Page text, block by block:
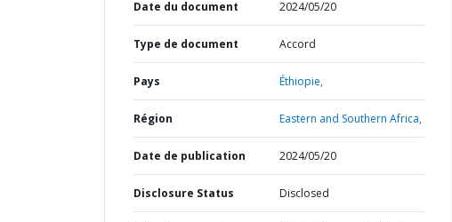
Date du document 2024/05/20
Type de document Accord
Pays Éthiopie,
Région Eastern and Southern Africa,
Date de publication 2024/05/20
Disclosure Status Disclosed